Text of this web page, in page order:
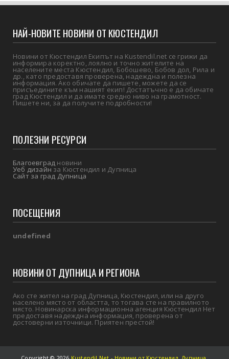
НАЙ-НОВИТЕ НОВИНИ ОТ КЮСТЕНДИЛ
Новини от Кюстендил Екипът на Kustendil.net се грижи да
информира коректно, лоялно и точно жителите на
населените места Кюстендил, Бобошево, Бобов дол, Рила и
др., като предоставя проверена, надеждна и полезна
информация. Ако обичате да пишете, можете да се
присъедините към нашият екип! Достатъчно е да обичате
град Кюстендил и да имате средно ниво на грамотност.
Пишете ни, за да получите подробности!
ПОЛЕЗНИ РЕСУРСИ
Благоевград новини
Уеб дизайнза Кюстендил и Дупница
Сайт за град Дупница
ПОСЕЩЕНИЯ
undefined
НОВИНИ ОТ ДУПНИЦА И РЕГИОНА
Ако сте жител на град Дупница, Кюстендил, или на друго
населено място от областта, то тогава сте на правилното
място. Новинарска информационна агенция Кюстендил Нет
предоставя надеждна информация, проверена от
достоверни източници. Приятен престой!